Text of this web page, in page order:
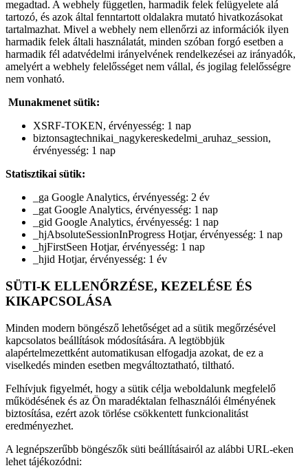
megadtad. A webhely független, harmadik felek felügyelete alá
tartozó, és azok által fenntartott oldalakra mutató hivatkozásokat
tartalmazhat. Mivel a webhely nem ellenőrzi az információk ilyen
harmadik felek általi használatát, minden szóban forgó esetben a
harmadik fél adatvédelmi irányelvének rendelkezései az irányadók,
amelyért a webhely felelősséget nem vállal, és jogilag felelősségre
nem vonható.
Munakmenet sütik:
XSRF-TOKEN, érvényesség: 1 nap
biztonsagtechnikai_nagykereskedelmi_aruhaz_session,
érvényesség: 1 nap
Statisztikai sütik:
_ga Google Analytics, érvényesség: 2 év
_gat Google Analytics, érvényesség: 1 nap
_gid Google Analytics, érvényesség: 1 nap
_hjAbsoluteSessionInProgress Hotjar, érvényesség: 1 nap
_hjFirstSeen Hotjar, érvényesség: 1 nap
_hjid Hotjar, érvényesség: 1 év
SÜTI-K ELLENŐRZÉSE, KEZELÉSE ÉS
KIKAPCSOLÁSA
Minden modern böngésző lehetőséget ad a sütik megőrzésével
kapcsolatos beállítások módosítására. A legtöbbjük
alapértelmezettként automatikusan elfogadja azokat, de ez a
viselkedés minden esetben megváltoztatható, tiltható.
Felhívjuk figyelmét, hogy a sütik célja weboldalunk megfelelő
működésének és az Ön maradéktalan felhasználói élményének
biztosítása, ezért azok törlése csökkentett funkcionalitást
eredményezhet.
A legnépszerűbb böngészők süti beállításairól az alábbi URL-eken
lehet tájékozódni: